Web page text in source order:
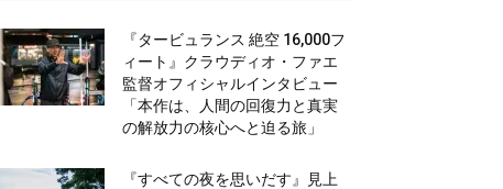
『タービュランス 絶空 16,000フ
ィート』クラウディオ・ファエ
監督オフィシャルインタビュー
「本作は、人間の回復力と真実
の解放力の核心へと迫る旅」
『すべての夜を思いだす』見上